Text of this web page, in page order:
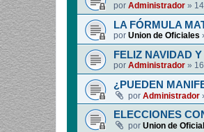
por Administrador »
LA FÓRMULA
por Union de Oficiales
FELIZ NAVIDAD
por Administrador »
¿PUEDEN
por Administrador
ELECCIONES
por Union de